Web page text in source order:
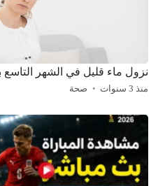
نزول ماء قليل في الشهر
منذ 3 سنوات صحة